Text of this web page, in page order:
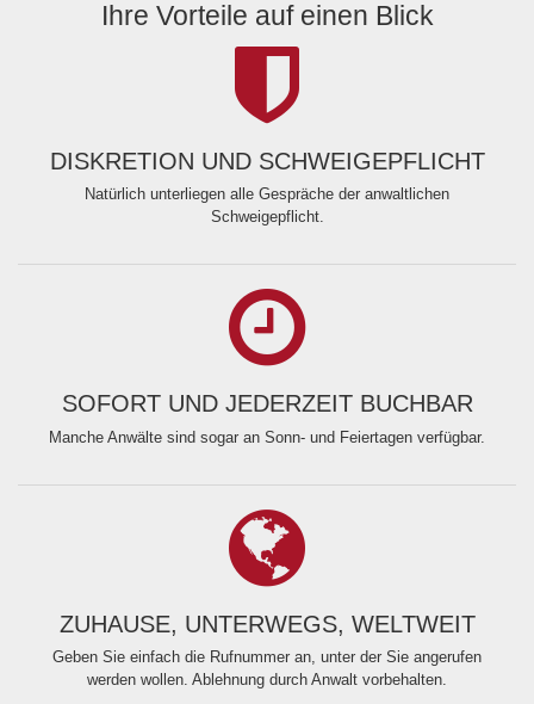
Ihre Vorteile auf einen Blick
DISKRETION UND SCHWEIGEPFLICHT
Natürlich unterliegen alle Gespräche der anwaltlichen
Schweigepflicht.
SOFORT UND JEDERZEIT BUCHBAR
Manche Anwälte sind sogar an Sonn- und Feiertagen verfügbar.
ZUHAUSE, UNTERWEGS, WELTWEIT
Geben Sie einfach die Rufnummer an, unter der Sie angerufen
werden wollen. Ablehnung durch Anwalt vorbehalten.